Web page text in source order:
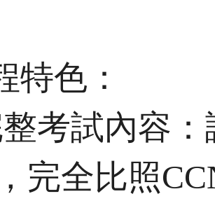
色：
考試內容：
完全比照